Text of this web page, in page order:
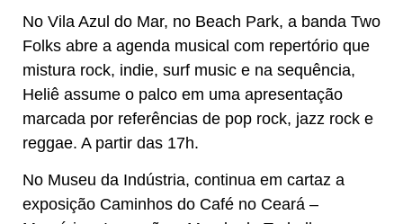
No Vila Azul do Mar, no Beach Park, a banda Two
Folks abre a agenda musical com repertório que
mistura rock, indie, surf music e na sequência,
Heliê assume o palco em uma apresentação
marcada por referências de pop rock, jazz rock e
reggae. A partir das 17h.
No Museu da Indústria, continua em cartaz a
exposição Caminhos do Café no Ceará –